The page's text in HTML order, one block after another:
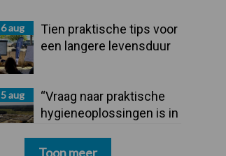
6 aug
Tien praktische tips voor
een langere levensduur
5 aug
“Vraag naar praktische
hygieneoplossingen is in
Toon meer